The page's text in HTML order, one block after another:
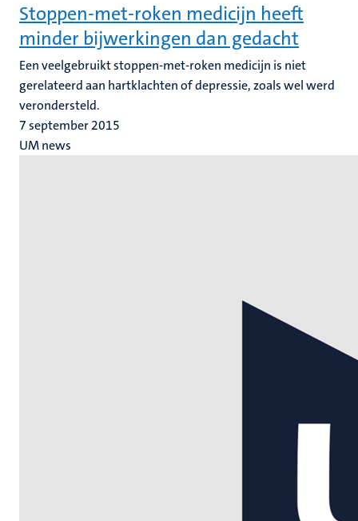
Stoppen-met-roken medicijn heeft
minder bijwerkingen dan gedacht
Een veelgebruikt stoppen-met-roken medicijn is niet
gerelateerd aan hartklachten of depressie, zoals wel werd
verondersteld.
7 september 2015
UM news